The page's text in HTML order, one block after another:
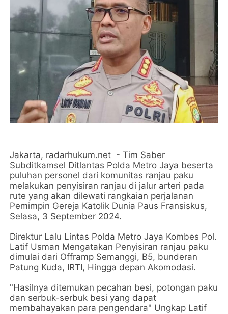
Jakarta, radarhukum.net - Tim Saber
Subditkamsel Ditlantas Polda Metro Jaya beserta
puluhan personel dari komunitas ranjau paku
melakukan penyisiran ranjau di jalur arteri pada
rute yang akan dilewati rangkaian perjalanan
Pemimpin Gereja Katolik Dunia Paus Fransiskus,
Selasa, 3 September 2024.
Direktur Lalu Lintas Polda Metro Jaya Kombes Pol.
Latif Usman Mengatakan Penyisiran ranjau paku
dimulai dari Offramp Semanggi, B5, bunderan
Patung Kuda, IRTI, Hingga depan Akomodasi.
"Hasilnya ditemukan pecahan besi, potongan paku
dan serbuk-serbuk besi yang dapat
membahayakan para pengendara" Ungkap Latif